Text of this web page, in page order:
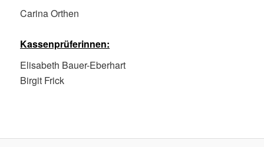
Carina Orthen
Kassenprüferinnen:
Elisabeth Bauer-Eberhart
Birgit Frick